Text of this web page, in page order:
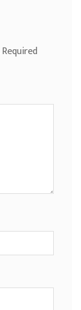
Required